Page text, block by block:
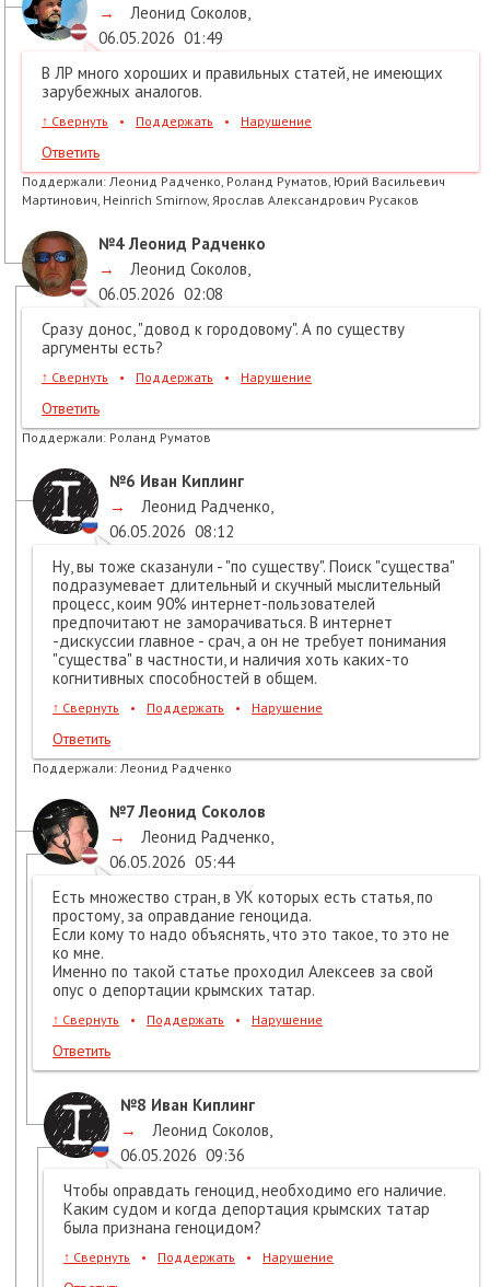
→
Леонид Соколов,
06.05.2026 01:49
В ЛР много хороших и правильных статей, не имеющих
зарубежных аналогов.
↑ Свернуть • Поддержать • Нарушение
Ответить
Поддержали: Леонид Радченко, Роланд Руматов, Юрий Васильевич
Мартинович, Heinrich Smirnow, Ярослав Александрович Русаков
№4Леонид Радченко
→
Леонид Соколов,
06.05.2026 02:08
Сразу донос, "довод к городовому". А по существу
аргументы есть?
↑ Свернуть • Поддержать • Нарушение
Ответить
Поддержали: Роланд Руматов
№6 Иван Киплинг
→
Леонид Радченко,
06.05.2026 08:12
Ну, вы тоже сказанули - "по существу". Поиск "существа"
подразумевает длительный и скучный мыслительный
процесс, коим 90% интернет-пользователей
предпочитают не заморачиваться. В интернет
-дискуссии главное - срач, а он не требует понимания
"существа" в частности, и наличия хоть каких-то
когнитивных способностей в общем.
↑ Свернуть • Поддержать • Нарушение
Ответить
Поддержали: Леонид Радченко
№7Леонид Соколов
→
Леонид Радченко,
06.05.2026 05:44
Eсть множество стран, в УК которых есть статья, по
простому, за оправдание геноцида.
Если кому то надо объяснять, что это такое, то это не
ко мне.
Именно по такой статье проходил Алексеев за свой
опус о депортации крымских татар.
↑ Свернуть • Поддержать • Нарушение
Ответить
№8 Иван Киплинг
→
Леонид Соколов,
06.05.2026 09:36
Чтобы оправдать геноцид, необходимо его наличие.
Каким судом и когда депортация крымских татар
была признана геноцидом?
↑ Свернуть • Поддержать • Нарушение